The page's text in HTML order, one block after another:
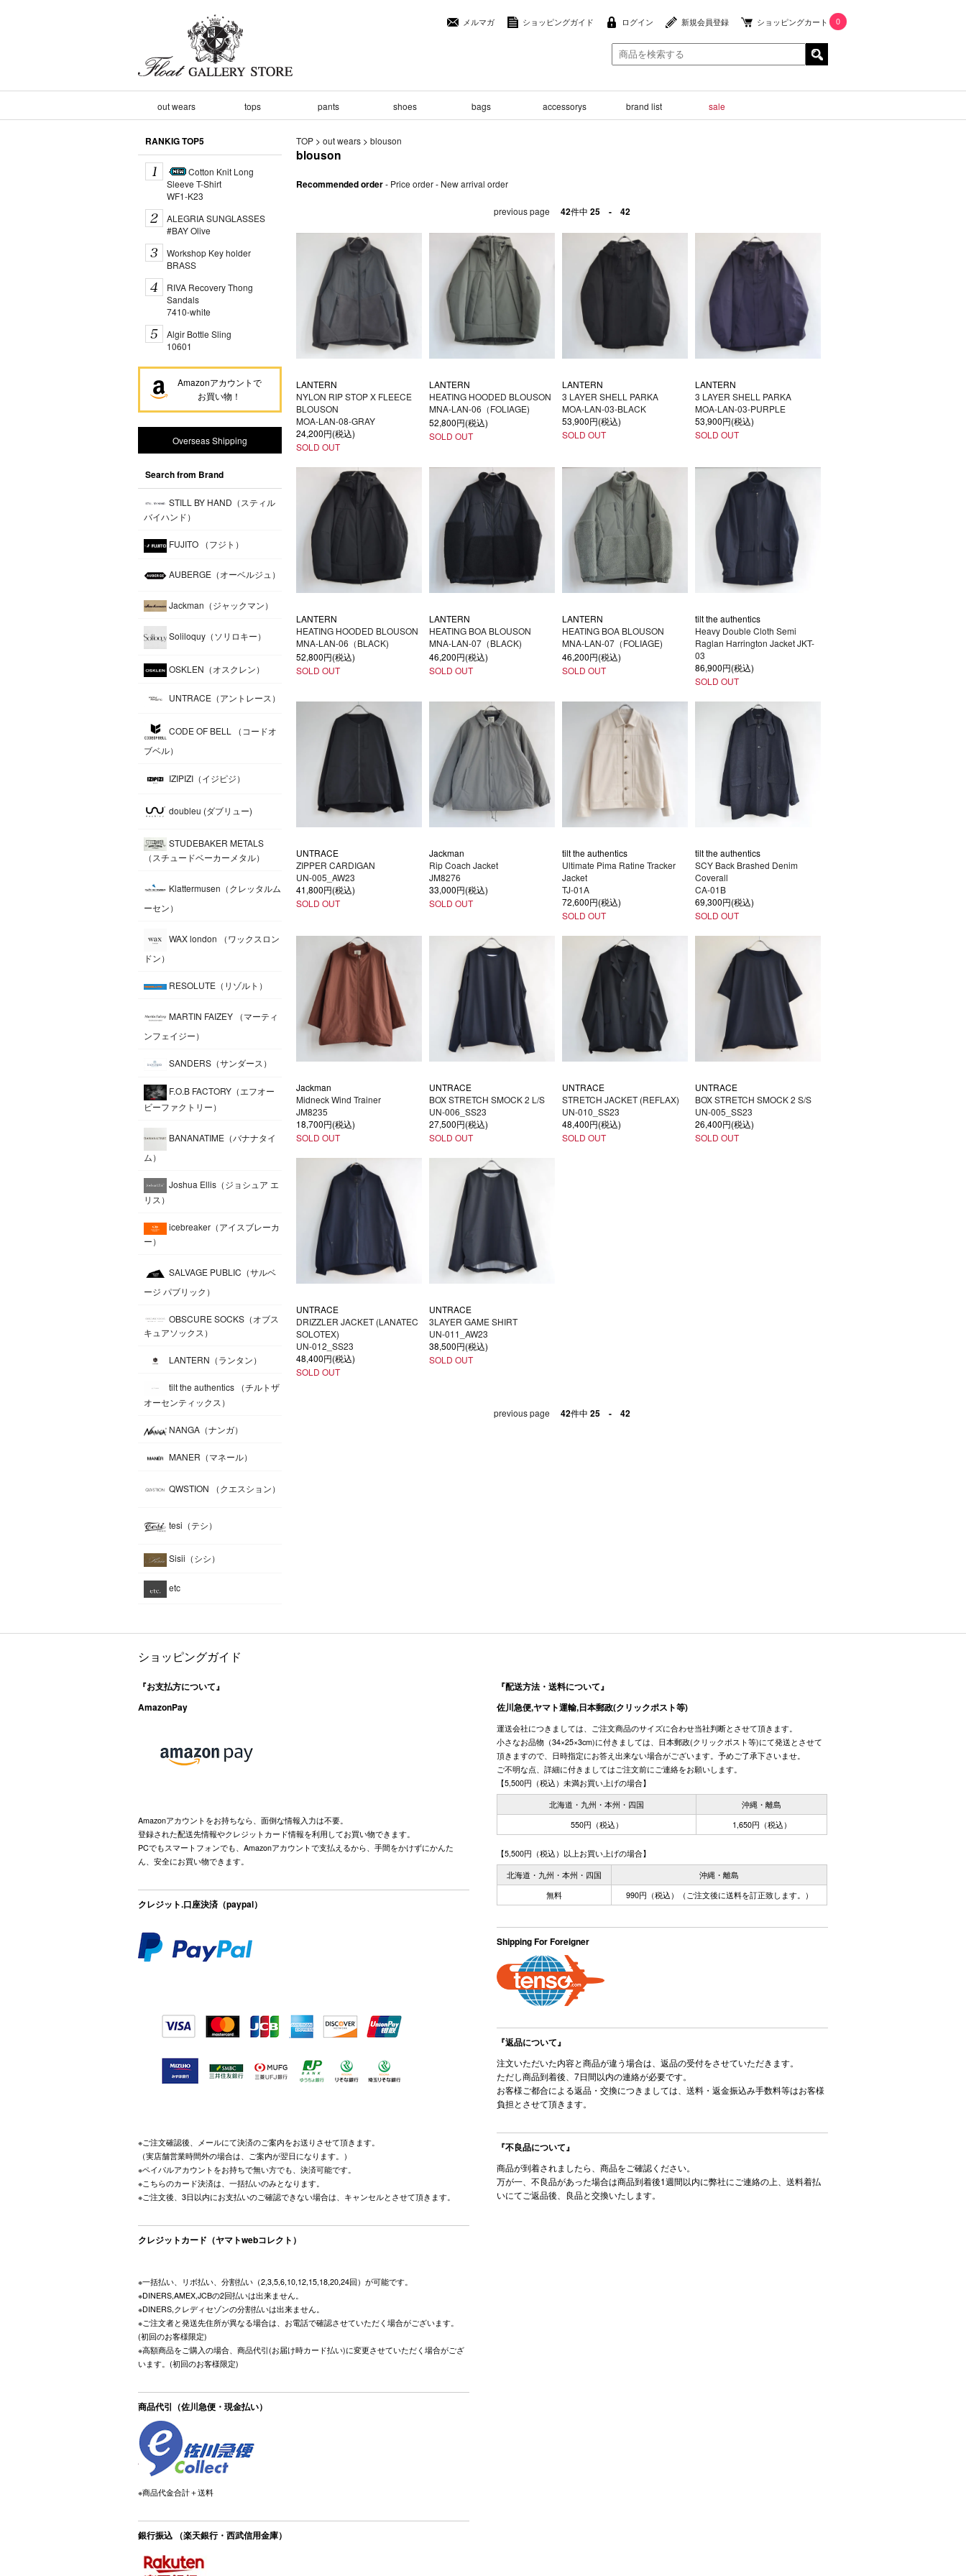
メルマガ ショッピングガイド ログイン 新規会員登録 ショッピングカート 0
out wears tops pants shoes bags accessorys brand list sale
RANKIG TOP5
Cotton Knit Long
Sleeve T-Shirt
WF1-K23
ALEGRIA SUNGLASSES
#BAY Olive
Workshop Key holder
BRASS
RIVA Recovery Thong
Sandals
7410-white
Algir Bottle Sling
10601
Amazonアカウントで
お買い物！
Overseas Shipping
Search from Brand
STILL BY HAND（スティル
バイハンド）
FUJITO （フジト）
AUBERGE（オーベルジュ）
Jackman（ジャックマン）
Soliloquy（ソリロキー）
OSKLEN（オスクレン）
UNTRACE（アントレース）
CODE OF BELL （コードオ
ブベル）
IZIPIZI（イジピジ）
doubleu (ダブリュー)
STUDEBAKER METALS
（スチュードベーカーメタル）
Klattermusen（クレッタルム
ーセン）
WAX london （ワックスロン
ドン）
RESOLUTE（リゾルト）
MARTIN FAIZEY （マーティ
ンフェイジー）
SANDERS（サンダース）
F.O.B FACTORY（エフオー
ビーファクトリー）
BANANATIME（バナナタイ
ム）
Joshua Ellis（ジョシュア エ
リス）
icebreaker（アイスブレーカ
ー）
SALVAGE PUBLIC（サルベ
ージ パブリック）
OBSCURE SOCKS（オブス
キュアソックス）
LANTERN（ランタン）
tilt the authentics （チルトザ
オーセンティックス）
NANGA（ナンガ）
MANER（マネール）
QWSTION （クエスション）
tesi（テシ）
Sisii（シシ）
etc
TOP > out wears > blouson
blouson
Recommended order- Price order- New arrival order
previous page 42件中 25 - 42
LANTERN
NYLON RIP STOP X FLEECE
BLOUSON
MOA-LAN-08-GRAY
24,200円(税込)
SOLD OUT
LANTERN
HEATING HOODED BLOUSON
MNA-LAN-06（FOLIAGE)
52,800円(税込)
SOLD OUT
LANTERN
3 LAYER SHELL PARKA
MOA-LAN-03-BLACK
53,900円(税込)
SOLD OUT
LANTERN
3 LAYER SHELL PARKA
MOA-LAN-03-PURPLE
53,900円(税込)
SOLD OUT
LANTERN
HEATING HOODED BLOUSON
MNA-LAN-06（BLACK)
52,800円(税込)
SOLD OUT
LANTERN
HEATING BOA BLOUSON
MNA-LAN-07（BLACK)
46,200円(税込)
SOLD OUT
LANTERN
HEATING BOA BLOUSON
MNA-LAN-07（FOLIAGE)
46,200円(税込)
SOLD OUT
tilt the authentics
Heavy Double Cloth Semi
Raglan Harrington Jacket JKT-
03
86,900円(税込)
SOLD OUT
UNTRACE
ZIPPER CARDIGAN
UN-005_AW23
41,800円(税込)
SOLD OUT
Jackman
Rip Coach Jacket
JM8276
33,000円(税込)
SOLD OUT
tilt the authentics
Ultimate Pima Ratine Tracker
Jacket
TJ-01A
72,600円(税込)
SOLD OUT
tilt the authentics
SCY Back Brashed Denim
Coverall
CA-01B
69,300円(税込)
SOLD OUT
Jackman
Midneck Wind Trainer
JM8235
18,700円(税込)
SOLD OUT
UNTRACE
BOX STRETCH SMOCK 2 L/S
UN-006_SS23
27,500円(税込)
SOLD OUT
UNTRACE
STRETCH JACKET (REFLAX)
UN-010_SS23
48,400円(税込)
SOLD OUT
UNTRACE
BOX STRETCH SMOCK 2 S/S
UN-005_SS23
26,400円(税込)
SOLD OUT
UNTRACE
DRIZZLER JACKET (LANATEC
SOLOTEX)
UN-012_SS23
48,400円(税込)
SOLD OUT
UNTRACE
3LAYER GAME SHIRT
UN-011_AW23
38,500円(税込)
SOLD OUT
previous page 42件中 25 - 42
ショッピングガイド
『お支払方について』
AmazonPay
Amazonアカウントをお持ちなら、面倒な情報入力は不要。
登録された配送先情報やクレジットカード情報を利用してお買い物できます。
PCでもスマートフォンでも、Amazonアカウントで支払えるから、手間をかけずにかんた
ん、安全にお買い物できます。
クレジット.口座決済（paypal）
※ご注文確認後、メールにて決済のご案内をお送りさせて頂きます。
（実店舗営業時間外の場合は、ご案内が翌日になります。）
※ペイパルアカウントをお持ちで無い方でも、決済可能です。
※こちらのカード決済は、一括払いのみとなります。
※ご注文後、3日以内にお支払いのご確認できない場合は、キャンセルとさせて頂きます。
クレジットカード（ヤマトwebコレクト）
※一括払い、リボ払い、分割払い（2,3,5,6,10,12,15,18,20,24回）が可能です。
※DINERS,AMEX,JCBの2回払いは出来ません。
※DINERS,クレディセゾンの分割払いは出来ません。
※ご注文者と発送先住所が異なる場合は、お電話で確認させていただく場合がございます。
(初回のお客様限定)
※高額商品をご購入の場合、商品代引(お届け時カード払い)に変更させていただく場合がござ
います。(初回のお客様限定)
商品代引（佐川急便・現金払い）
※商品代金合計＋送料
銀行振込 （楽天銀行・西武信用金庫）
『配送方法・送料について』
佐川急便,ヤマト運輸,日本郵政(クリックポスト等)
運送会社につきましては、ご注文商品のサイズに合わせ当社判断とさせて頂きます。
小さなお品物（34×25×3cm)に付きましては、日本郵政(クリックポスト等)にて発送とさせて
頂きますので、日時指定にお答え出来ない場合がございます。予めご了承下さいませ。
ご不明な点、詳細に付きましてはご注文前にご連絡をお願いします。
【5,500円（税込）未満お買い上げの場合】
北海道・九州・本州・四国
沖縄・離島
550円（税込）
1,650円（税込）
【5,500円（税込）以上お買い上げの場合】
北海道・九州・本州・四国
沖縄・離島
無料
990円（税込）（ご注文後に送料を訂正致します。）
Shipping For Foreigner
『返品について』
注文いただいた内容と商品が違う場合は、返品の受付をさせていただきます。
ただし商品到着後、7日間以内の連絡が必要です。
お客様ご都合による返品・交換につきましては、送料・返金振込み手数料等はお客様
負担とさせて頂きます。
『不良品について』
商品が到着されましたら、商品をご確認ください。
万が一、不良品があった場合は商品到着後1週間以内に弊社にご連絡の上、送料着払
いにてご返品後、良品と交換いたします。